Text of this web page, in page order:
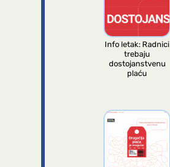
Info letak: Radnici
trebaju
dostojanstvenu
plaću